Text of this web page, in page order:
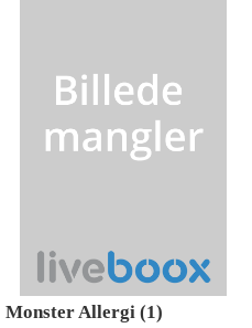
Monster Allergi (1)